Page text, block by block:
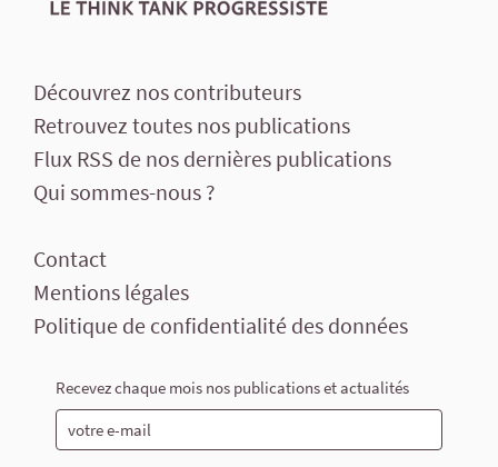
Découvrez nos contributeurs
Retrouvez toutes nos publications
Flux RSS de nos dernières publications
Qui sommes-nous ?
Contact
Mentions légales
Politique de confidentialité des données
Recevez chaque mois nos publications et actualités